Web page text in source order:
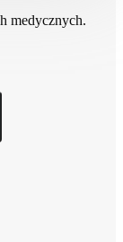
medycznych.